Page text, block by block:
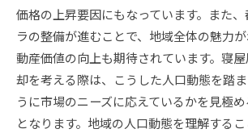
コミュニケーション不足が招
寝屋川市で賢く不動産を売却する
初めての不動産売却で知ってお
売却プロセスの全体像とその手
信頼できる不動産エージェント
価格の上昇要因にもなっています。また
ラの整備が進むことで、地域全体の魅力
動産価値の向上も期待されています。寝
却を考える際は、こうした人口動態を踏
うに市場のニーズに応えているかを見極
となります。地域の人口動態を理解する